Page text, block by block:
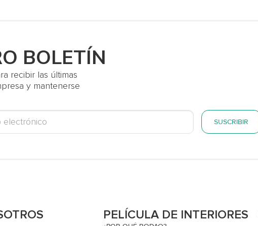
BOLETÍN
recibir las últimas
y mantenerse
SUSCRIBIR
PELÍCULA DE INTERIORES